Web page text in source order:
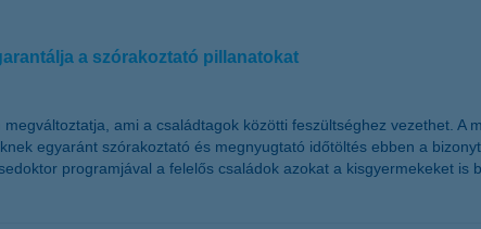
a szórakoztató pillanatokat
ami a családtagok közötti feszültséghez vezethet.
egyaránt szórakoztató és megnyugtató időtöltés ebben a
programjával a felelős családok azokat a kisgyermekeket is